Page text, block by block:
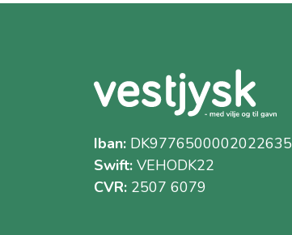
Iban:DK9776500002022635
Swift:VEHODK22
CVR:2507 6079